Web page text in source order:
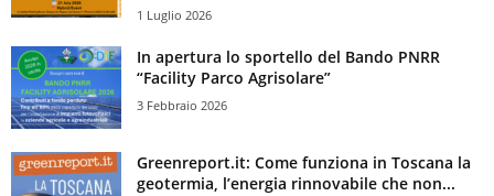
1 Luglio 2026
In apertura lo sportello del Bando PNRR
“Facility Parco Agrisolare”
3 Febbraio 2026
Greenreport.it: Come funziona in Toscana la
geotermia, l’energia rinnovabile che non...